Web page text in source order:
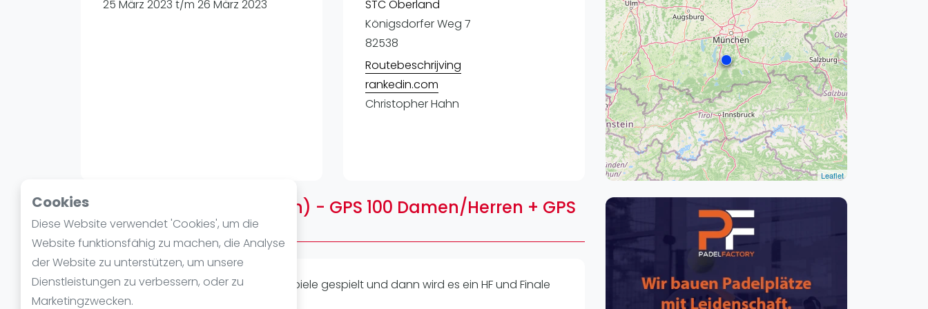
Cookies
Diese Website verwendet 'Cookies', um die
Website funktionsfähig zu machen, die Analyse
der Website zu unterstützen, um unsere
Dienstleistungen zu verbessern, oder zu
Marketingzwecken.
Verschiedenes
Leipzig
Dortmund
Essen
25 März 2023 t/m 26 März 2023
STC Oberland
Königsdorfer Weg 7
82538
Routebeschrijving
rankedin.com
Christopher Hahn
Leaflet
Über #1 STC (bei München) - GPS 100 Damen/Herren + GPS
250 Mixed/Herren
Es werden werden zuerst Gruppenspiele gespielt und dann wird es ein HF und Finale
geben.